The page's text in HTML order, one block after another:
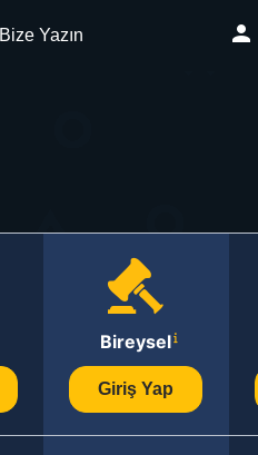
Bize Yazın
Bireysel
Giriş Yap